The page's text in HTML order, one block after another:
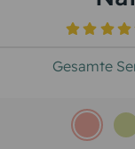
Gesamte